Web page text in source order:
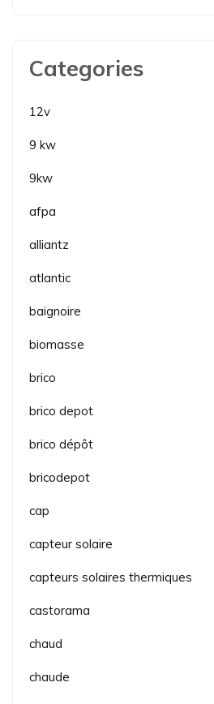
Categories
12v
9 kw
9kw
afpa
alliantz
atlantic
baignoire
biomasse
brico
brico depot
brico dépôt
bricodepot
cap
capteur solaire
capteurs solaires thermiques
castorama
chaud
chaude